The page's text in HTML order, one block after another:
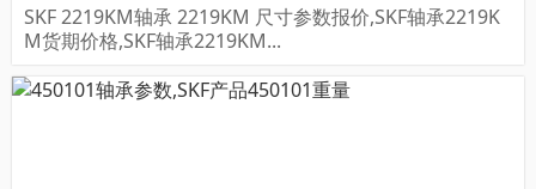
SKF 2219KM轴承 2219KM 尺寸参数报价,SKF轴承2219K
M货期价格,SKF轴承2219KM...